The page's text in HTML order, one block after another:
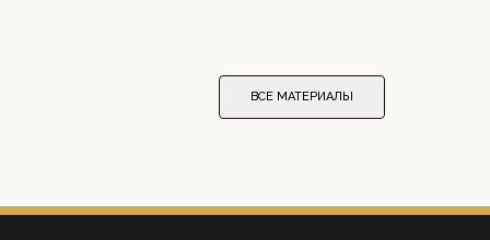
ВСЕ МАТЕРИАЛЫ